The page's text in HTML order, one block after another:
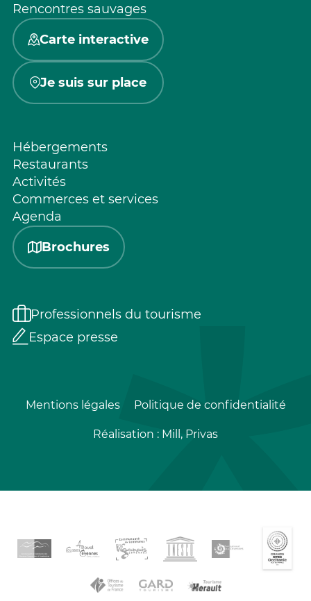
Rencontres sauvages
Carte interactive
Je suis sur place
Hébergements
Restaurants
Activités
Commerces et services
Agenda
Brochures
Professionnels du tourisme
Espace presse
Mentions légales Politique de confidentialité
Réalisation : Mill, Privas